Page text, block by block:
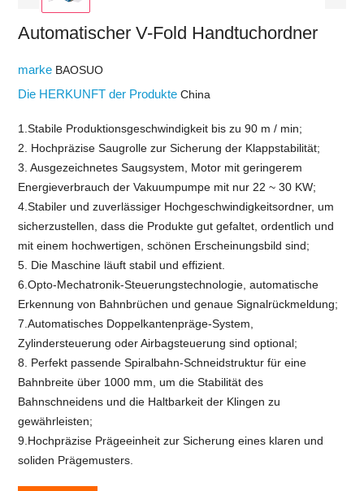
Automatischer V-Fold Handtuchordner
marke BAOSUO
Die HERKUNFT der ProdukteChina
1.Stabile Produktionsgeschwindigkeit bis zu 90 m / min;
2. Hochpräzise Saugrolle zur Sicherung der Klappstabilität;
3. Ausgezeichnetes Saugsystem, Motor mit geringerem
Energieverbrauch der Vakuumpumpe mit nur 22 ~ 30 KW;
4.Stabiler und zuverlässiger Hochgeschwindigkeitsordner, um
sicherzustellen, dass die Produkte gut gefaltet, ordentlich und
mit einem hochwertigen, schönen Erscheinungsbild sind;
5. Die Maschine läuft stabil und effizient.
6.Opto-Mechatronik-Steuerungstechnologie, automatische
Erkennung von Bahnbrüchen und genaue Signalrückmeldung;
7.Automatisches Doppelkantenpräge-System,
Zylindersteuerung oder Airbagsteuerung sind optional;
8. Perfekt passende Spiralbahn-Schneidstruktur für eine
Bahnbreite über 1000 mm, um die Stabilität des
Bahnschneidens und die Haltbarkeit der Klingen zu
gewährleisten;
9.Hochpräzise Prägeeinheit zur Sicherung eines klaren und
soliden Prägemusters.